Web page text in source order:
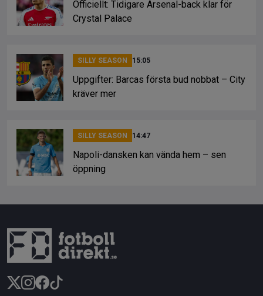
Officiellt: Tidigare Arsenal-back klar för
Crystal Palace
SILLY SEASON 15:05
Uppgifter: Barcas första bud nobbat – City
kräver mer
SILLY SEASON 14:47
Napoli-dansken kan vända hem – sen
öppning